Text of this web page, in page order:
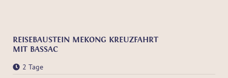
REISEBAUSTEIN MEKONG KREUZFAHRT
MIT BASSAC
2 Tage